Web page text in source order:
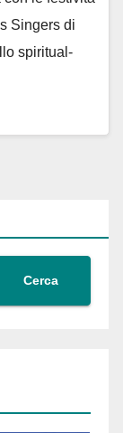
Singers di
spiritual-
Cerca